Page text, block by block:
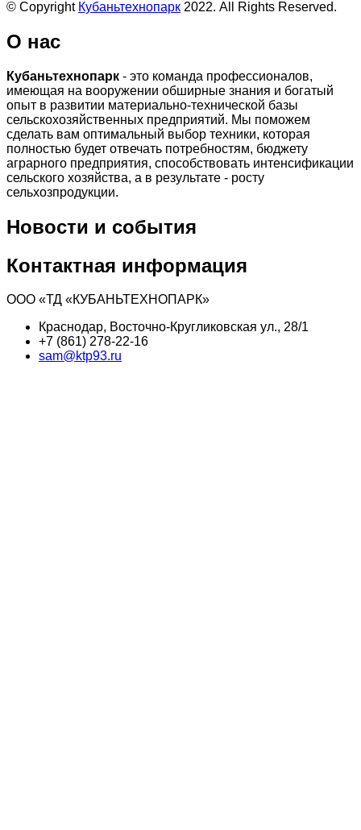
© Copyright Кубаньтехнопарк 2022. All Rights Reserved.
О нас
Кубаньтехнопарк - это команда профессионалов,
имеющая на вооружении обширные знания и богатый
опыт в развитии материально-технической базы
сельскохозяйственных предприятий. Мы поможем
сделать вам оптимальный выбор техники, которая
полностью будет отвечать потребностям, бюджету
аграрного предприятия, способствовать интенсификации
сельского хозяйства, а в результате - росту
сельхозпродукции.
Новости и события
Контактная информация
ООО «ТД «КУБАНЬТЕХНОПАРК»
Краснодар, Восточно-Кругликовская ул., 28/1
+7 (861) 278-22-16
sam@ktp93.ru